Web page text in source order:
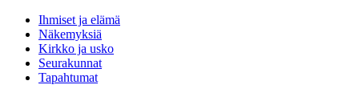
Ihmiset ja elämä
Näkemyksiä
Kirkko ja usko
Seurakunnat
Tapahtumat